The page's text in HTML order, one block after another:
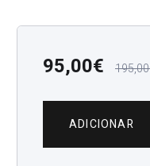
95,00€ 195,00
ADICIONAR